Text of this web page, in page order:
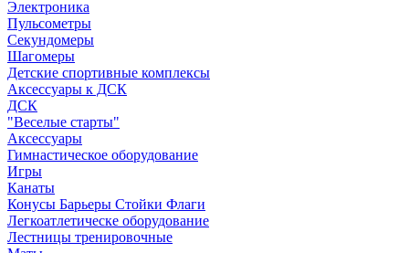
Электроника
Пульсометры
Секундомеры
Шагомеры
Детские спортивные комплексы
Аксессуары к ДСК
ДСК
"Веселые старты"
Аксессуары
Гимнастическое оборудование
Игры
Канаты
Конусы Барьеры Стойки Флаги
Легкоатлетическе оборудование
Лестницы тренировочные